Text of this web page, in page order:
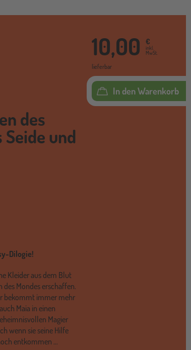
des
Seide und
Dilogie!
Kleider aus dem Blut
des Mondes erschaffen.
bekommt immer mehr
Maia in einen
Magier
wenn sie seine Hilfe
entkommen …
10,00 €
inkl.
MwSt.
lieferbar
In den Warenkorb